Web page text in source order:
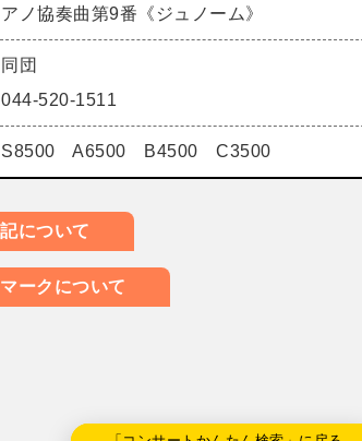
アノ協奏曲第9番《ジュノーム》
同団
044-520-1511
S8500 A6500 B4500 C3500
について
ークについて